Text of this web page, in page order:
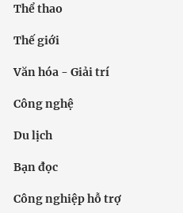
Thể thao
Thế giới
Văn hóa - Giải trí
Công nghệ
Du lịch
Bạn đọc
Công nghiệp hỗ trợ